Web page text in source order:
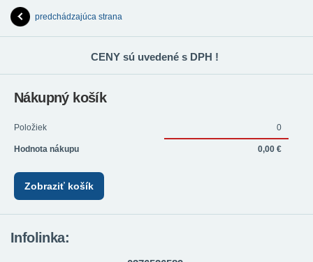
predchádzajúca strana
CENY sú uvedené s DPH !
Nákupný košík
Položiek 0
Hodnota nákupu 0,00 €
Zobraziť košík
Infolinka: